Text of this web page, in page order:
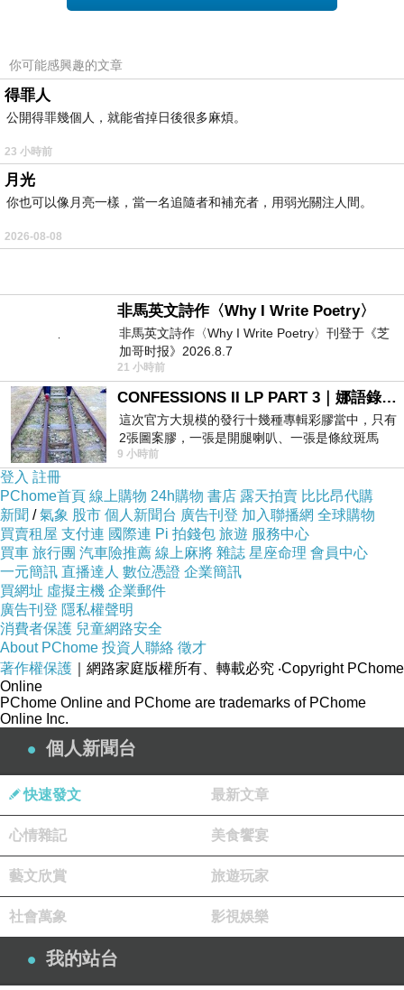
生命中出現了無法自癒的傷口。
我不知道應該怎樣形容——空白，還是缺口？
寫到最後我才發現，
人在生命中追尋的，可能就是「尋得足以填滿生
「我會填滿心中的空白，然後回到媽媽身邊。然
後我就不會再去任何地方了。」
我似乎因為寫下這篇故事，而明白一些東西了。
所以對我而言，這幾篇故事非常有意義。
希望看到故事的您，也能從中得到一些什麼……
(悄悄話)
2026-05-05 20:23:58
(悄悄話)
2026-05-02 23:40:39
你可能感興趣的文章
得罪人
公開得罪幾個人，就能省掉日後很多麻煩。
23 小時前
月光
你也可以像月亮一樣，當一名追隨者和補充者，用弱光關注人間。
2026-08-08
非馬英文詩作〈Why I Write Poetry〉
非馬英文詩作〈Why I Write Poetry〉刊登于《芝
加哥时报》2026.8.7
21 小時前
CONFESSIONS II LP PART 3｜娜語錄II LP PART 3
這次官方大規模的發行十幾種專輯彩膠當中，只有
2張圖案膠，一張是開腿喇叭、一張是條紋斑馬
版；目前官網上只剩澳洲商店AU STORE
9 小時前
登入 註冊
PChome首頁 線上購物 24h購物 書店 露天拍賣 比比昂代購
新聞 /氣象 股市 個人新聞台 廣告刊登 加入聯播網 全球購物
買賣租屋 支付連 國際連 Pi 拍錢包 旅遊 服務中心
買車 旅行團 汽車險推薦 線上麻將 雜誌 星座命理 會員中心
一元簡訊 直播達人 數位憑證 企業簡訊
買網址 虛擬主機 企業郵件
廣告刊登 隱私權聲明
消費者保護 兒童網路安全
About PChome 投資人聯絡 徵才
著作權保護 ｜網路家庭版權所有、轉載必究 ‧Copyright PChome
Online
PChome Online and PChome are trademarks of PChome
Online Inc.
個人新聞台
快速發文 最新文章
心情雜記 美食饗宴
藝文欣賞 旅遊玩家
社會萬象 影視娛樂
我的站台